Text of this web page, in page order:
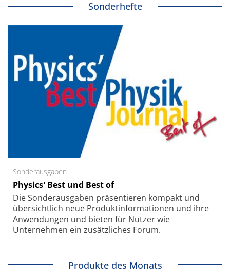
Sonderhefte
Sonderausgaben
Physics' Best und Best of
Die Sonder­ausgaben präsentieren kompakt und
übersichtlich neue Produkt­informationen und ihre
Anwendungen und bieten für Nutzer wie
Unternehmen ein zusätzliches Forum.
Produkte des Monats